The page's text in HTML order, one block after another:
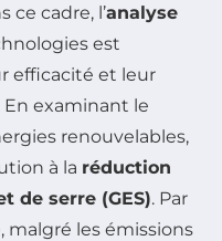
ce cadre, l’analyse
est
efficacité et leur
examinant le
renouvelables,
à la réduction
de serre (GES). Par
malgré les émissions